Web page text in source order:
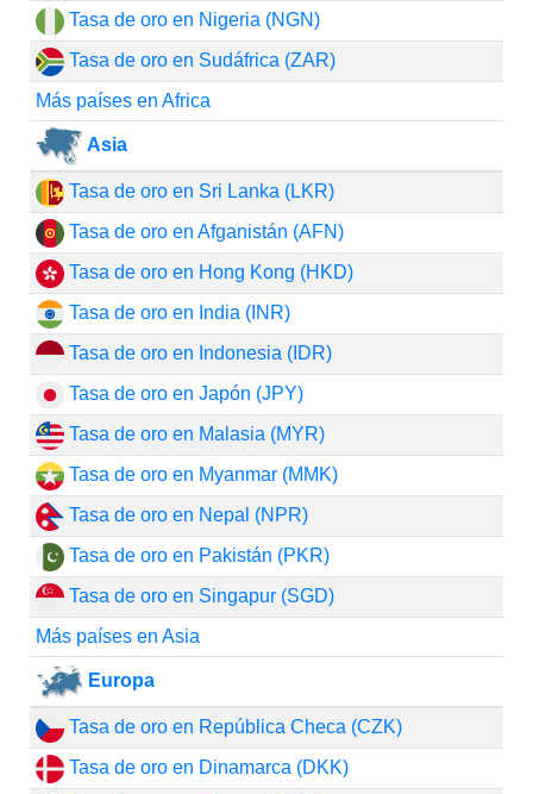
Tasa de oro en Nigeria (NGN)
Tasa de oro en Sudáfrica (ZAR)
Más países en Africa
Asia
Tasa de oro en Sri Lanka (LKR)
Tasa de oro en Afganistán (AFN)
Tasa de oro en Hong Kong (HKD)
Tasa de oro en India (INR)
Tasa de oro en Indonesia (IDR)
Tasa de oro en Japón (JPY)
Tasa de oro en Malasia (MYR)
Tasa de oro en Myanmar (MMK)
Tasa de oro en Nepal (NPR)
Tasa de oro en Pakistán (PKR)
Tasa de oro en Singapur (SGD)
Más países en Asia
Europa
Tasa de oro en República Checa (CZK)
Tasa de oro en Dinamarca (DKK)